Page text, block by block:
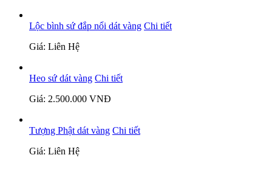
Lộc bình sứ đắp nổi dát vàng Chi tiết
Giá: Liên Hệ
Heo sứ dát vàng Chi tiết
Giá: 2.500.000 VNĐ
Tượng Phật dát vàng Chi tiết
Giá: Liên Hệ